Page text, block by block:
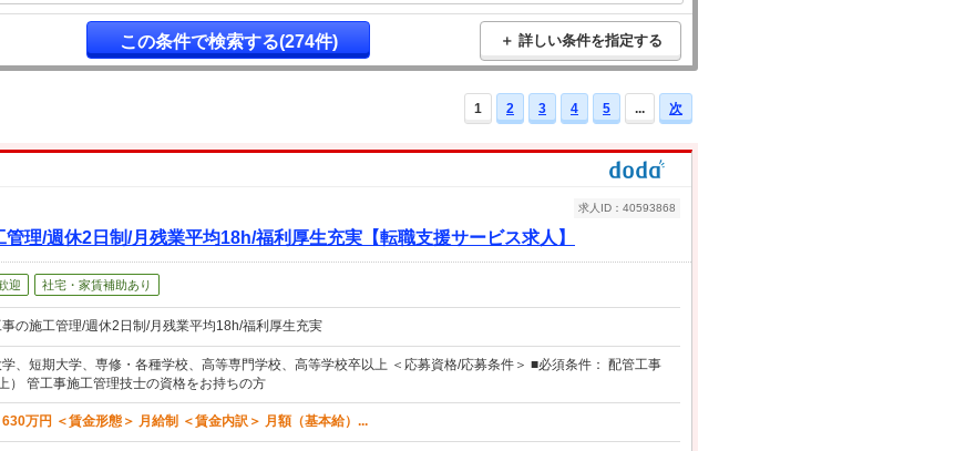
＋ 詳しい条件を指定する
1 2 3 4 5 ... 次
管理/週休2日制/月残業平均18h/福利厚生充実【転職支援サービス求人】
求人ID：40593868
迎 社宅・家賃補助あり
事の施工管理/週休2日制/月残業平均18h/福利厚生充実
、短期大学、専修・各種学校、高等専門学校、高等学校卒以上 ＜応募資格/応募条件＞ ■必須条件： 配管工事
） 管工事施工管理技士の資格をお持ちの方
万円 ＜賃金形態＞ 月給制 ＜賃金内訳＞ 月額（基本給）...